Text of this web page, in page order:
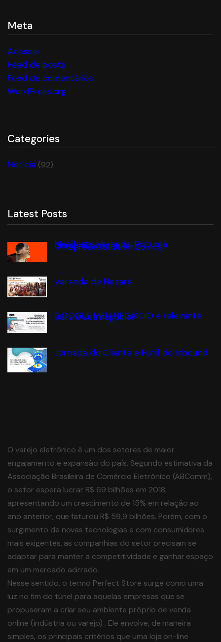
Meta
Acessar
Feed de posts
Feed de comentários
WordPress.org
Categories
Notícia (92)
Latest Posts
Manifesto Varanda: Por uma
Comunicação que
#RepresentaQuemSomos
Varanda de Nazaré
GOOGLE MEU NEGÓCIO é relevante
para o seu negócio?
Jornada do Cliente e Funil do Inbound
O varejo eletrônico é um dos setores de maior
engajamento e expansão do país. Segundo estimativa da
Associação Brasileira de Comércio Eletrônico (ABComm),
o setor espera lucrar R$ 69 bilhões em 2018,
apresentando um crescimento de 15% em relação ao
ano anterior, que faturou R$ 59,9 bilhões. Porém, com o
surgimento de novas tecnologias e com consumidores
mais exigentes, as companhias do setor precisam se
adaptar para manter a competitividade e ganhar espaço
em um mercado acirrado.
Nesse sentido, o termo Perfect Store surge como uma
luz no fim do túnel para aquelas empresas que se
propuseram a criar seu ambiente próprio de venda
online (indústria ou varejo) . Ele envolve, de maneira
simples, os principais critérios que uma loja on-line